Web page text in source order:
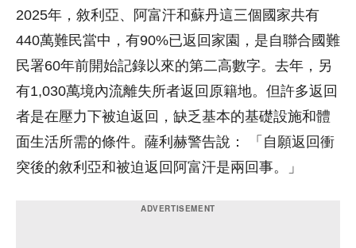
2025年，敘利亞、阿富汗和蘇丹這三個國家共有
440萬難民當中，有90%已返回家園，是自聯合國難
民署60年前開始記錄以來的第二高數字。去年，另
有1,030萬境內流離失所者返回原籍地。但許多返回
者是在壓力下被迫返回，缺乏基本的基礎設施和體
面生活所需的條件。薩利赫警告說： 「自願返回衝
突後的敘利亞和被迫返回阿富汗是兩回事。」